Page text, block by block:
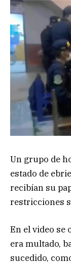
Un grupo de
estado de
recibían su
restricciones
En el video se
era multado,
sucedido,